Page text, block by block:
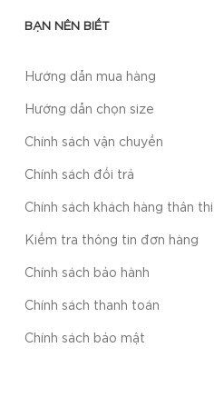
BẠN NÊN BIẾT
Hướng dẫn mua hàng
Hướng dẫn chọn size
Chính sách vận chuyển
Chính sách đổi trả
Chính sách khách hàng thân
Kiểm tra thông tin đơn hàng
Chính sách bảo hành
Chính sách thanh toán
Chính sách bảo mật